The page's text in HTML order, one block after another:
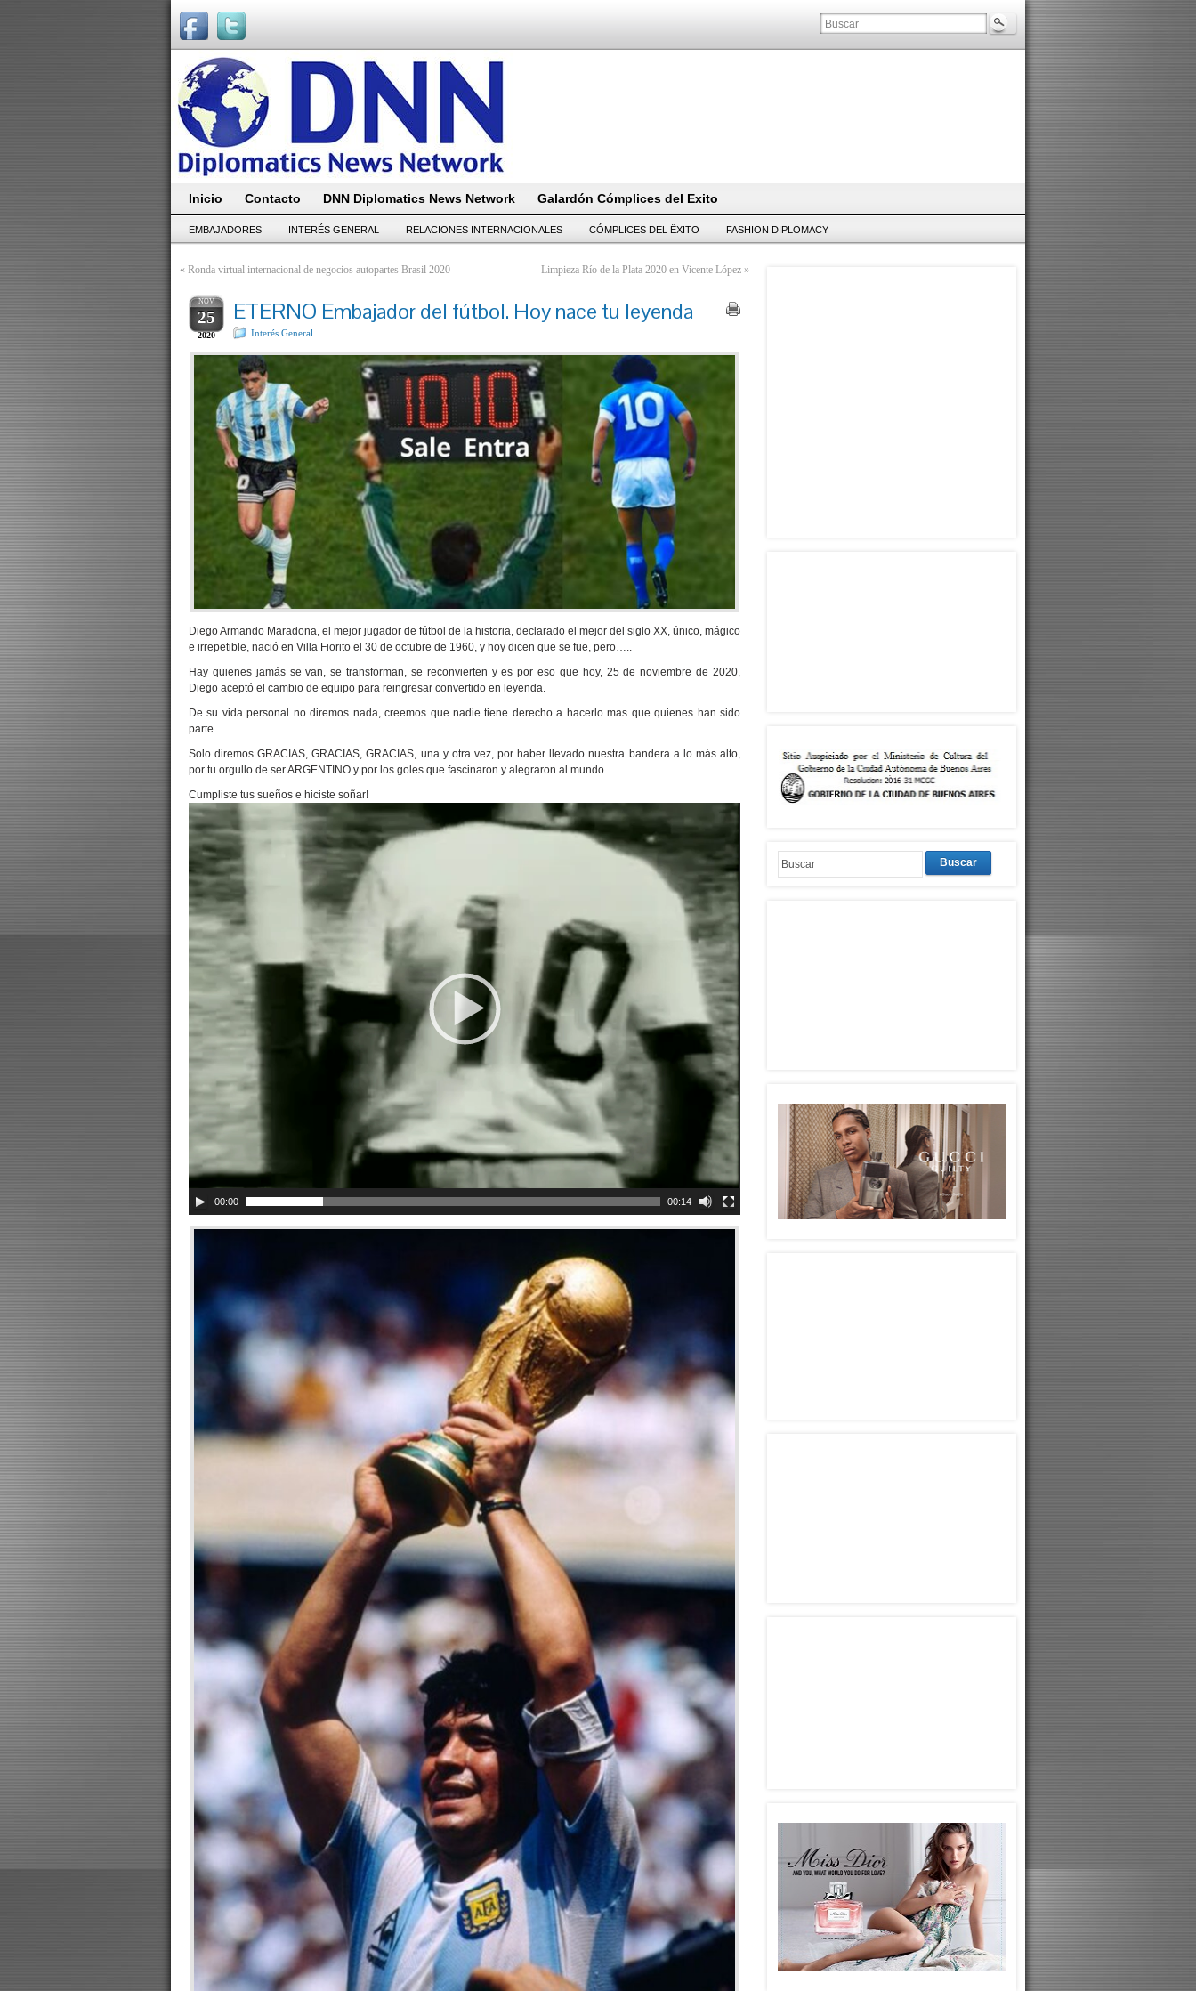
Inicio Contacto DNN Diplomatics News Network Galardón Cómplices del Exito
EMBAJADORES INTERÉS GENERAL RELACIONES INTERNACIONALES CÓMPLICES DEL ËXITO FASHION DIPLOMACY
« Ronda virtual internacional de negocios autopartes Brasil 2020 Limpieza Río de la Plata 2020 en Vicente López »
NOV
25
2020
ETERNO Embajador del fútbol. Hoy nace tu leyenda
Interés General
Diego Armando Maradona, el mejor jugador de fútbol de la historia, declarado el mejor del siglo XX, único, mágico
e irrepetible, nació en Villa Fiorito el 30 de octubre de 1960, y hoy dicen que se fue, pero…..
Hay quienes jamás se van, se transforman, se reconvierten y es por eso que hoy, 25 de noviembre de 2020,
Diego aceptó el cambio de equipo para reingresar convertido en leyenda.
De su vida personal no diremos nada, creemos que nadie tiene derecho a hacerlo mas que quienes han sido
parte.
Solo diremos GRACIAS, GRACIAS, GRACIAS, una y otra vez, por haber llevado nuestra bandera a lo más alto,
por tu orgullo de ser ARGENTINO y por los goles que fascinaron y alegraron al mundo.
Cumpliste tus sueños e hiciste soñar!
00:00 00:14
Buscar